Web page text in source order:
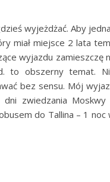
wyjeżdżać. Aby
miał miejsce 2 lata
wyjazdu zamieszczę
to obszerny temat.
bez sensu. Mój
zwiedzania Moskwy
do Tallina – 1 noc